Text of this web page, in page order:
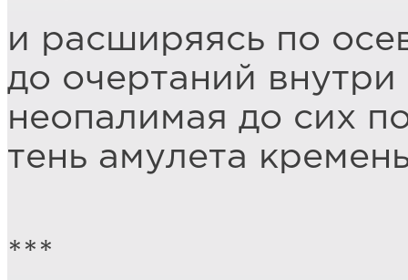
и расширяясь по
до очертаний внутри
неопалимая до сих
тень амулета
***